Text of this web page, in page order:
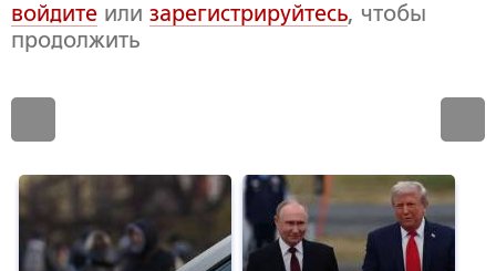
войдите или зарегистрируйтесь, чтобы
продолжить